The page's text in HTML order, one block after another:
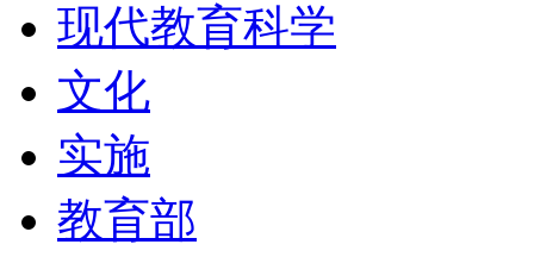
现代教育科学
文化
实施
教育部